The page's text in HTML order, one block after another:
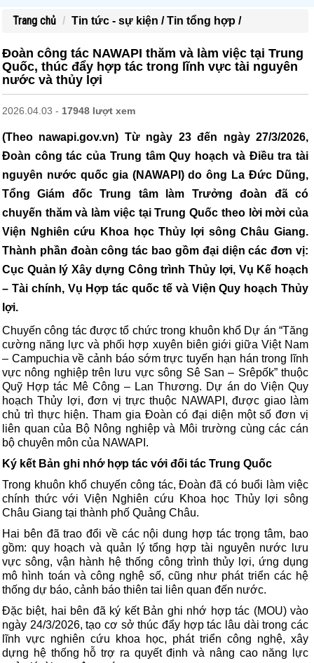
Trang chủ Tin tức - sự kiện /Tin tổng hợp /
Đoàn công tác NAWAPI thăm và làm việc tại Trung
Quốc, thúc đẩy hợp tác trong lĩnh vực tài nguyên
nước và thủy lợi
2026.04.03 - 17948 lượt xem
(Theo nawapi.gov.vn) Từ ngày 23 đến ngày 27/3/2026,
Đoàn công tác của Trung tâm Quy hoạch và Điều tra tài
nguyên nước quốc gia (NAWAPI) do ông La Đức Dũng,
Tổng Giám đốc Trung tâm làm Trưởng đoàn đã có
chuyến thăm và làm việc tại Trung Quốc theo lời mời của
Viện Nghiên cứu Khoa học Thủy lợi sông Châu Giang.
Thành phần đoàn công tác bao gồm đại diện các đơn vị:
Cục Quản lý Xây dựng Công trình Thủy lợi, Vụ Kế hoạch
– Tài chính, Vụ Hợp tác quốc tế và Viện Quy hoạch Thủy
lợi.
Chuyến công tác được tổ chức trong khuôn khổ Dự án “Tăng
cường năng lực và phối hợp xuyên biên giới giữa Việt Nam
– Campuchia về cảnh báo sớm trực tuyến hạn hán trong lĩnh
vực nông nghiệp trên lưu vực sông Sê San – Srêpốk” thuộc
Quỹ Hợp tác Mê Công – Lan Thương. Dự án do Viện Quy
hoạch Thủy lợi, đơn vị trực thuộc NAWAPI, được giao làm
chủ trì thực hiện. Tham gia Đoàn có đại diện một số đơn vị
liên quan của Bộ Nông nghiệp và Môi trường cùng các cán
bộ chuyên môn của NAWAPI.
Ký kết Bản ghi nhớ hợp tác với đối tác Trung Quốc
Trong khuôn khổ chuyến công tác, Đoàn đã có buổi làm việc
chính thức với Viện Nghiên cứu Khoa học Thủy lợi sông
Châu Giang tại thành phố Quảng Châu.
Hai bên đã trao đổi về các nội dung hợp tác trọng tâm, bao
gồm: quy hoạch và quản lý tổng hợp tài nguyên nước lưu
vực sông, vận hành hệ thống công trình thủy lợi, ứng dụng
mô hình toán và công nghệ số, cũng như phát triển các hệ
thống dự báo, cảnh báo thiên tai liên quan đến nước.
Đặc biệt, hai bên đã ký kết Bản ghi nhớ hợp tác (MOU) vào
ngày 24/3/2026, tạo cơ sở thúc đẩy hợp tác lâu dài trong các
lĩnh vực nghiên cứu khoa học, phát triển công nghệ, xây
dựng hệ thống hỗ trợ ra quyết định và nâng cao năng lực